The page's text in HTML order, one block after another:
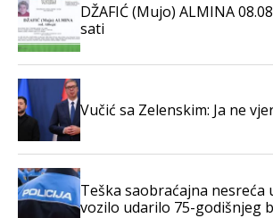
DŽAFIĆ (Mujo) ALMINA
sati
Vučić sa Zelenskim: Ja ne
Teška saobraćajna nesreća
vozilo udarilo 75-godišnjeg